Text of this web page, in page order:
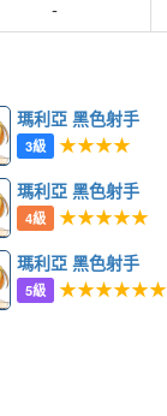
-
瑪利亞 黑色射手
3級 ★★★★
瑪利亞 黑色射手
4級 ★★★★★
瑪利亞 黑色射手
5級 ★★★★★★